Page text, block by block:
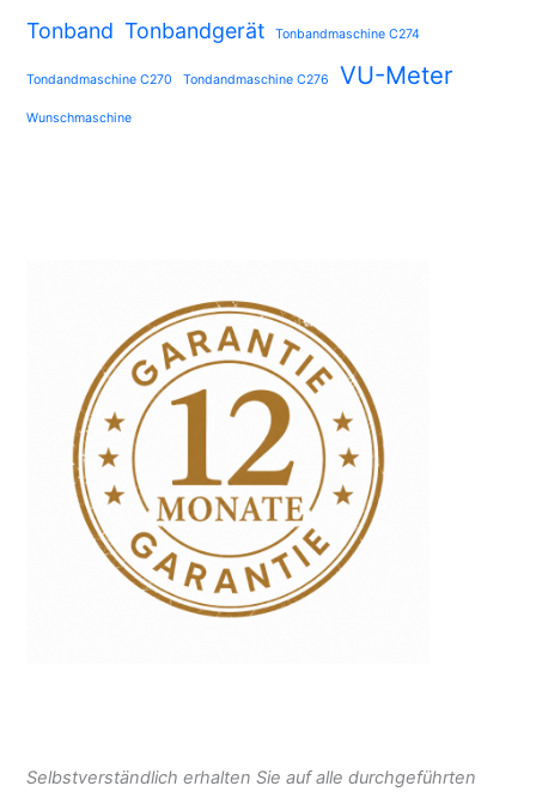
Tonband Tonbandgerät Tonbandmaschine C274
Tondandmaschine C270 Tondandmaschine C276 VU-Meter
Wunschmaschine
Selbstverständlich erhalten Sie auf alle durchgeführten